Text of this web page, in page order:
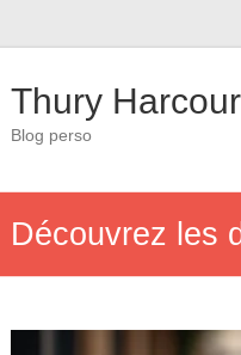
Thury
Blog perso
Découvrez les